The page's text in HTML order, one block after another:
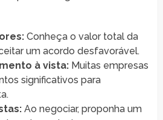
Conheça o valor total da
um acordo desfavorável.
à vista:Muitas empresas
significativos para
Ao negociar, proponha um